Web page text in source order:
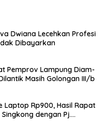
Dwiana Lecehkan Profesi
Dibayarkan
Pemprov Lampung Diam-
Masih Golongan III/b
Laptop Rp900, Hasil Rapat
dengan Pj.